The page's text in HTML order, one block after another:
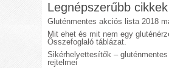
Legnépszerűbb cikkek
Gluténmentes akciós lista 2018
Mit ehet és mit nem egy
Összefoglaló táblázat.
Sikérhelyettesítők –
rejtelmei